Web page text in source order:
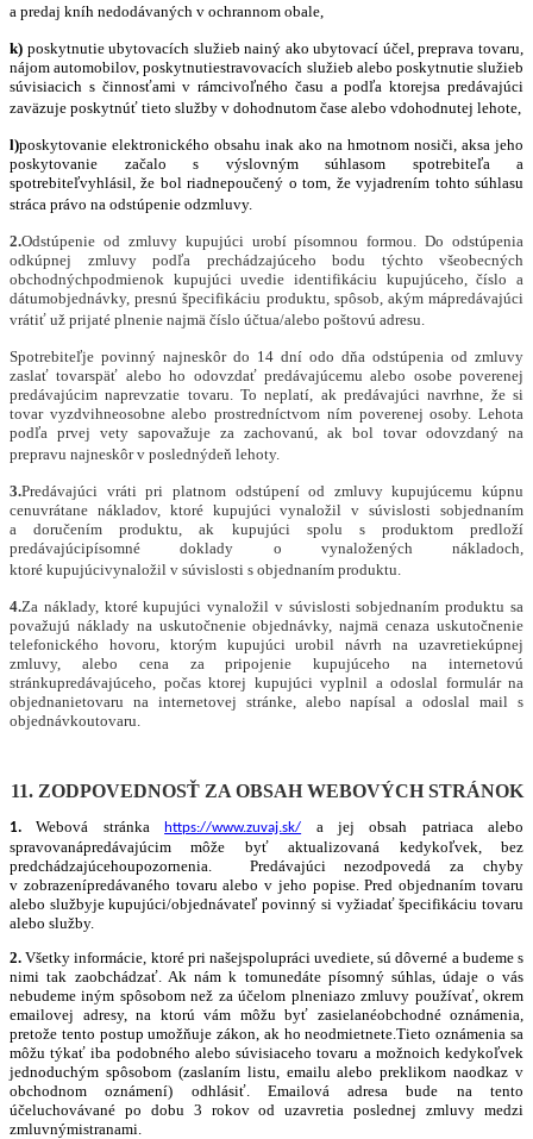
a predaj kníh nedodávaných v ochrannom obale,
k) poskytnutie ubytovacích služieb nainý ako ubytovací účel, preprava tovaru,
nájom automobilov, poskytnutiestravovacích služieb alebo poskytnutie služieb
súvisiacich s činnosťami v rámcivoľného času a podľa ktorejsa predávajúci
zaväzuje poskytnúť tieto služby v dohodnutom čase alebo vdohodnutej lehote,
l)poskytovanie elektronického obsahu inak ako na hmotnom nosiči, aksa jeho
poskytovanie začalo s výslovným súhlasom spotrebiteľa a
spotrebiteľvyhlásil,že bol riadnepoučený o tom, že vyjadrením tohto súhlasu
stráca právo na odstúpenie odzmluvy.
2.Odstúpenie od zmluvy kupujúci urobí písomnou formou. Do odstúpenia
odkúpnej zmluvy podľa prechádzajúceho bodu týchto všeobecných
obchodnýchpodmienok kupujúci uvedie identifikáciu kupujúceho, číslo a
dátumobjednávky, presnú špecifikáciu produktu, spôsob, akým mápredávajúci
vrátiť už prijaté plnenie najmä číslo účtua/alebo poštovú adresu.
Spotrebiteľje povinný najneskôr do 14 dní odo dňa odstúpenia od zmluvy
zaslať tovarspäť alebo ho odovzdať predávajúcemu alebo osobe poverenej
predávajúcim naprevzatie tovaru. To neplatí, ak predávajúci navrhne, že si
tovar vyzdvihneosobne alebo prostredníctvom ním poverenej osoby. Lehota
podľa prvej vety sapovažuje za zachovanú, ak bol tovar odovzdaný na
prepravu najneskôr v poslednýdeň lehoty.
3.Predávajúci vráti pri platnom odstúpení od zmluvy kupujúcemu kúpnu
cenuvrátane nákladov, ktoré kupujúci vynaložil v súvislosti sobjednaním
a doručením produktu, ak kupujúci spolu s produktom predloží
predávajúcipísomnédoklady o vynaložených nákladoch,
ktoré kupujúcivynaložil v súvislosti s objednaním produktu.
4.Za náklady, ktorékupujúci vynaložil v súvislosti sobjednaním produktu sa
považujú náklady na uskutočnenie objednávky, najmä cenaza uskutočnenie
telefonického hovoru, ktorým kupujúci urobil návrh na uzavretiekúpnej
zmluvy, alebo cena za pripojenie kupujúceho na internetovú
stránkupredávajúceho, počas ktorej kupujúci vyplnil a odoslal formulár na
objednanietovaru na internetovej stránke, alebo napísal a odoslal mail s
objednávkoutovaru.
11. ZODPOVEDNOSŤ ZA OBSAH WEBOVÝCH STRÁNOK
1. Webová stránka https://www.zuvaj.sk/
a jej obsah patriaca alebo
spravovanápredávajúcim môže byť aktualizovaná kedykoľvek, bez
predchádzajúcehoupozornenia. Predávajúci nezodpovedá za chyby
v zobrazenípredávaného tovaru alebo v jeho popise. Pred objednaním tovaru
alebo službyje kupujúci/objednávateľ povinný si vyžiadať špecifikáciu tovaru
alebo služby.
2. Všetky informácie, ktoré pri našejspolupráci uvediete, sú dôverné a budeme s
nimi tak zaobchádzať. Ak nám k tomunedáte písomný súhlas, údaje o vás
nebudeme iným spôsobom než za účelom plneniazo zmluvy používať, okrem
emailovej adresy, na ktorú vám môžu byť zasielanéobchodné oznámenia,
pretože tento postup umožňuje zákon, ak ho neodmietnete.Tieto oznámenia sa
môžu týkať iba podobného alebo súvisiaceho tovaru a možnoich kedykoľvek
jednoduchým spôsobom (zaslaním listu, emailu alebo preklikom naodkaz v
obchodnom oznámení) odhlásiť. Emailová adresa bude na tento
účeluchovávané po dobu 3 rokov od uzavretia poslednej zmluvy medzi
zmluvnýmistranami.